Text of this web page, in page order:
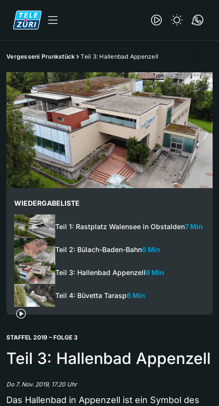
Vergesseni Prunkstück Teil 3: Hallenbad Appenzell
WIEDERGABELISTE
Teil 1: Rastplatz Walensee in Obstalden7 Min
Teil 2: Bülach-Baden-Bahn6 Min
Teil 3: Hallenbad Appenzell6 Min
Teil 4: Büvetta Tarasp6 Min
STAFFEL 2019 – FOLGE 3
Teil 3: Hallenbad Appenzell
Do 7. Nov. 2019, 17.20 Uhr
Das Hallenbad in Appenzell ist ein Symbol des